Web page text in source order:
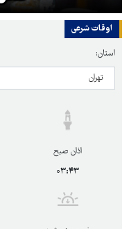
اوقات شرعی
استان:
اذان صبح
۰۳:۴۳